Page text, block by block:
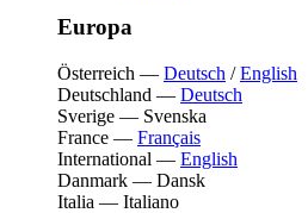
Europa
Österreich — Deutsch /English
Deutschland — Deutsch
Sverige — Svenska
France — Français
International — English
Danmark — Dansk
Italia — Italiano